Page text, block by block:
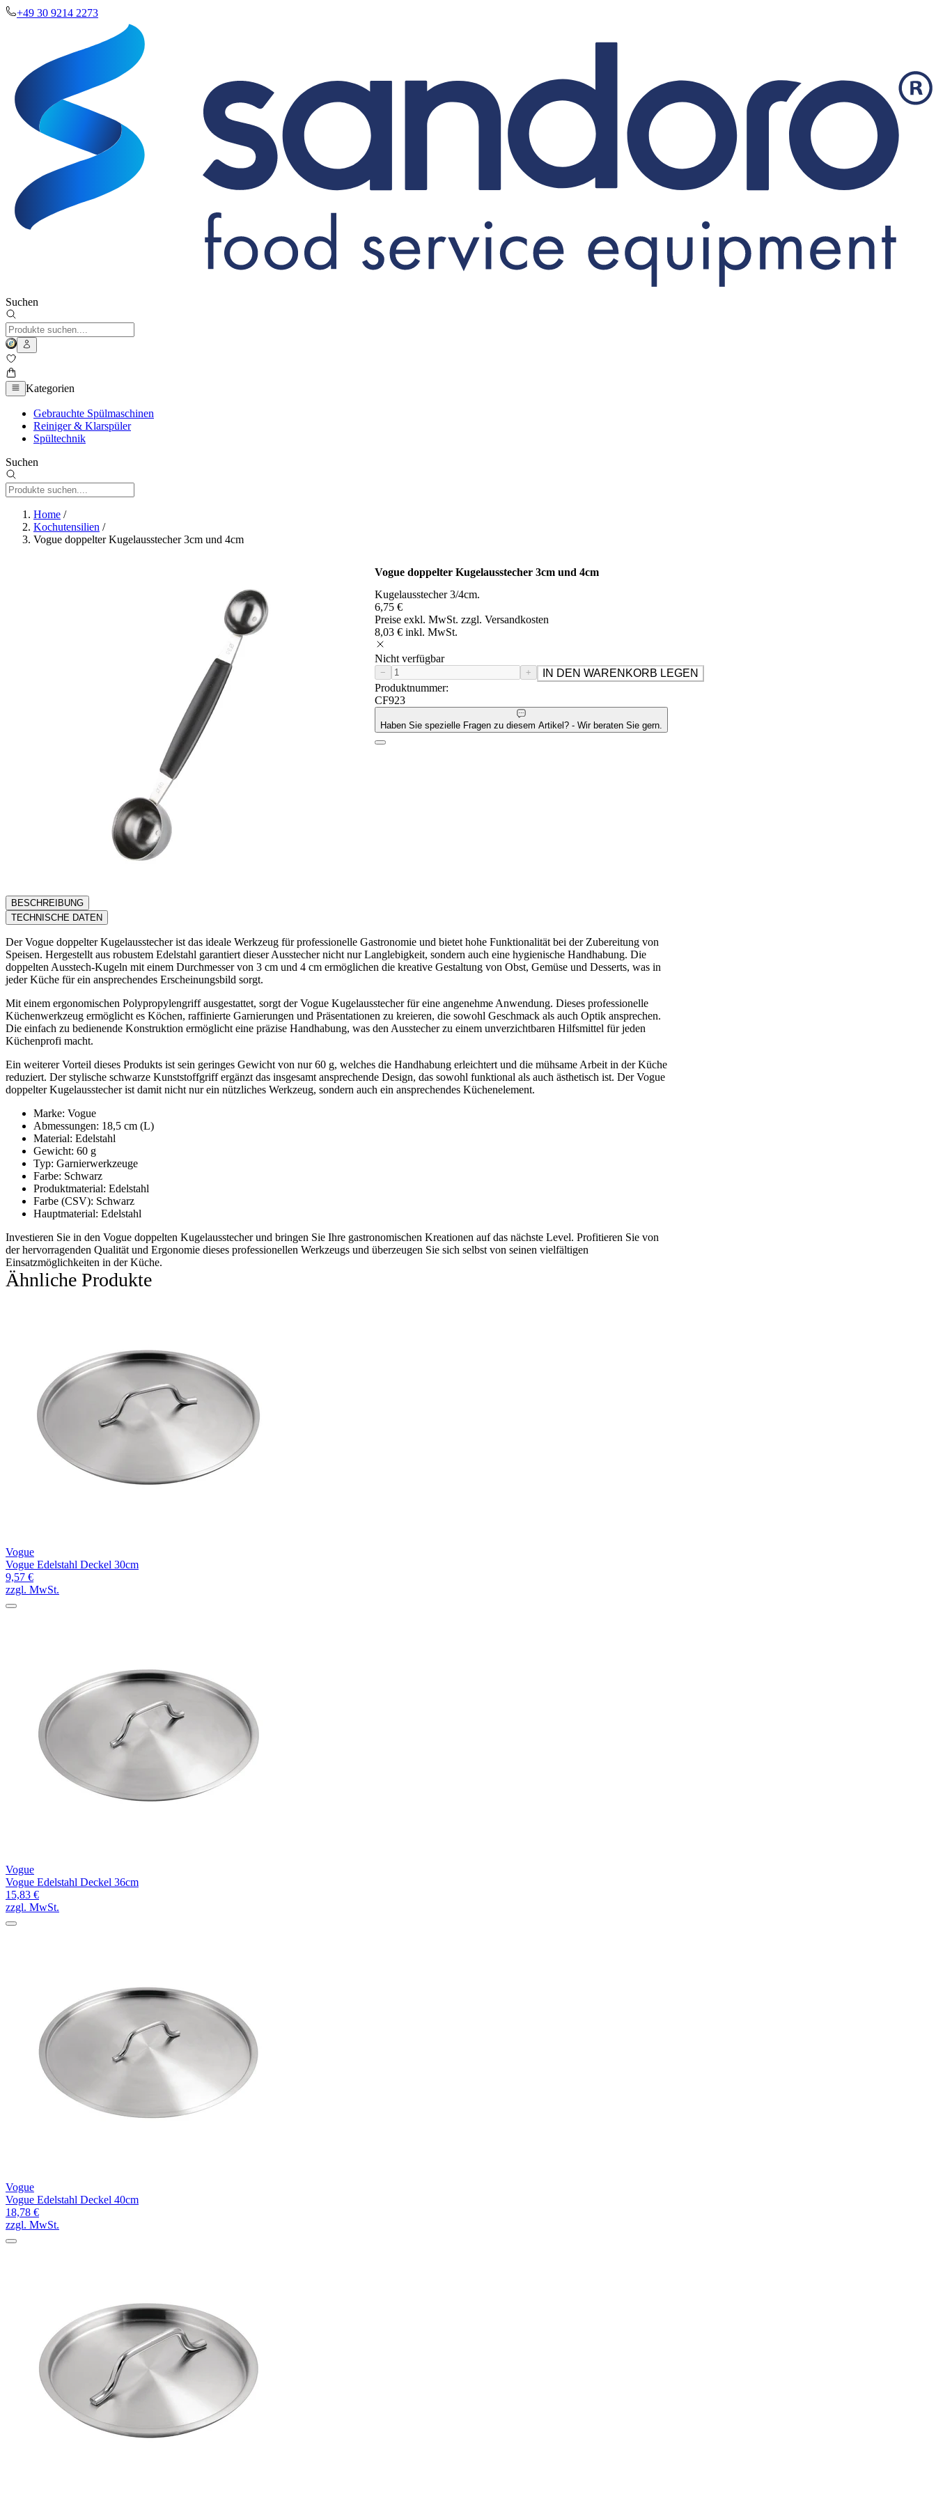
+49 30 9214 2273
Suchen
Kategorien
Gebrauchte Spülmaschinen
Reiniger & Klarspüler
Spültechnik
Suchen
Home /
Kochutensilien /
Vogue doppelter Kugelausstecher 3cm und 4cm
Vogue doppelter Kugelausstecher 3cm und 4cm
Kugelausstecher 3/4cm.
6,75 €
Preise exkl. MwSt. zzgl. Versandkosten
8,03 € inkl. MwSt.
Nicht verfügbar
− +
IN DEN WARENKORB LEGEN
Produktnummer:
CF923
Haben Sie spezielle Fragen zu diesem Artikel? - Wir beraten Sie gern.
BESCHREIBUNG
TECHNISCHE DATEN
Der Vogue doppelter Kugelausstecher ist das ideale Werkzeug für professionelle Gastronomie und bietet hohe Funktionalität bei der Zubereitung von
Speisen. Hergestellt aus robustem Edelstahl garantiert dieser Ausstecher nicht nur Langlebigkeit, sondern auch eine hygienische Handhabung. Die
doppelten Ausstech-Kugeln mit einem Durchmesser von 3 cm und 4 cm ermöglichen die kreative Gestaltung von Obst, Gemüse und Desserts, was in
jeder Küche für ein ansprechendes Erscheinungsbild sorgt.
Mit einem ergonomischen Polypropylengriff ausgestattet, sorgt der Vogue Kugelausstecher für eine angenehme Anwendung. Dieses professionelle
Küchenwerkzeug ermöglicht es Köchen, raffinierte Garnierungen und Präsentationen zu kreieren, die sowohl Geschmack als auch Optik ansprechen.
Die einfach zu bedienende Konstruktion ermöglicht eine präzise Handhabung, was den Ausstecher zu einem unverzichtbaren Hilfsmittel für jeden
Küchenprofi macht.
Ein weiterer Vorteil dieses Produkts ist sein geringes Gewicht von nur 60 g, welches die Handhabung erleichtert und die mühsame Arbeit in der Küche
reduziert. Der stylische schwarze Kunststoffgriff ergänzt das insgesamt ansprechende Design, das sowohl funktional als auch ästhetisch ist. Der Vogue
doppelter Kugelausstecher ist damit nicht nur ein nützliches Werkzeug, sondern auch ein ansprechendes Küchenelement.
Marke: Vogue
Abmessungen: 18,5 cm (L)
Material: Edelstahl
Gewicht: 60 g
Typ: Garnierwerkzeuge
Farbe: Schwarz
Produktmaterial: Edelstahl
Farbe (CSV): Schwarz
Hauptmaterial: Edelstahl
Investieren Sie in den Vogue doppelten Kugelausstecher und bringen Sie Ihre gastronomischen Kreationen auf das nächste Level. Profitieren Sie von
der hervorragenden Qualität und Ergonomie dieses professionellen Werkzeugs und überzeugen Sie sich selbst von seinen vielfältigen
Einsatzmöglichkeiten in der Küche.
Ähnliche Produkte
Vogue
Vogue Edelstahl Deckel 30cm
9,57 €
zzgl. MwSt.
Vogue
Vogue Edelstahl Deckel 36cm
15,83 €
zzgl. MwSt.
Vogue
Vogue Edelstahl Deckel 40cm
18,78 €
zzgl. MwSt.